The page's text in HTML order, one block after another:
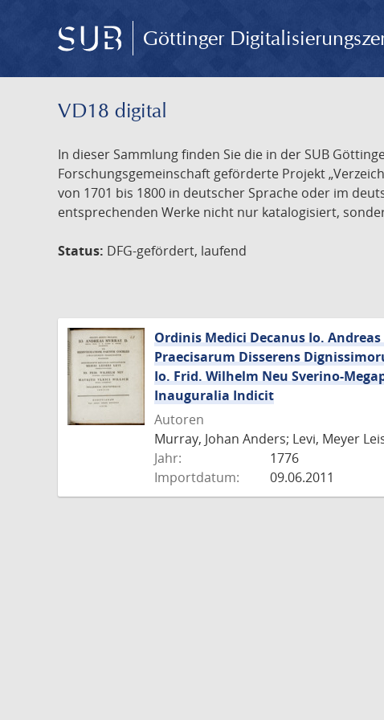
Göttinger
VD18 digital
In dieser Sammlung finden Sie die in der SUB
Forschungsgemeinschaft geförderte Projekt
von 1701 bis 1800 in deutscher Sprache oder im
entsprechenden Werke nicht nur katalogisiert,
Status: DFG-gefördert, laufend
Ordinis Medici Decanus Io.
Praecisarum Disserens
Io. Frid. Wilhelm Neu Sverino-
Inauguralia Indicit
Autoren
Murray, Johan Anders; Levi, Meyer
Jahr:
1776
Importdatum:
09.06.2011